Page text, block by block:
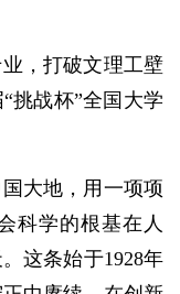
，打破文理工壁
挑战杯”全国大学
大地，用一项项
科学的根基在人
这条始于1928年